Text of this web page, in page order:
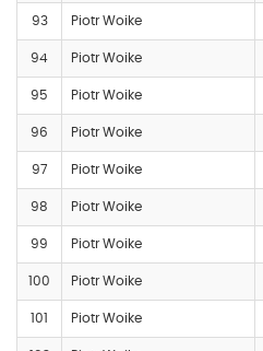
93 Piotr Woike
94 Piotr Woike
95 Piotr Woike
96 Piotr Woike
97 Piotr Woike
98 Piotr Woike
99 Piotr Woike
100 Piotr Woike
101 Piotr Woike